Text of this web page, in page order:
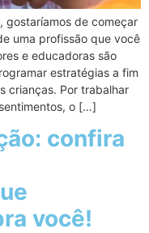
gostaríamos de começar
uma profissão que você
e educadoras são
estratégias a fim
crianças. Por trabalhar
o […]
confira
você!